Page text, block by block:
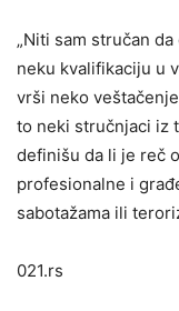
„Niti sam stručan
neku kvalifikaciju u
vrši neko
to neki stručnjaci iz
definišu da li je reč
profesionalne i
sabotažama ili
021.rs